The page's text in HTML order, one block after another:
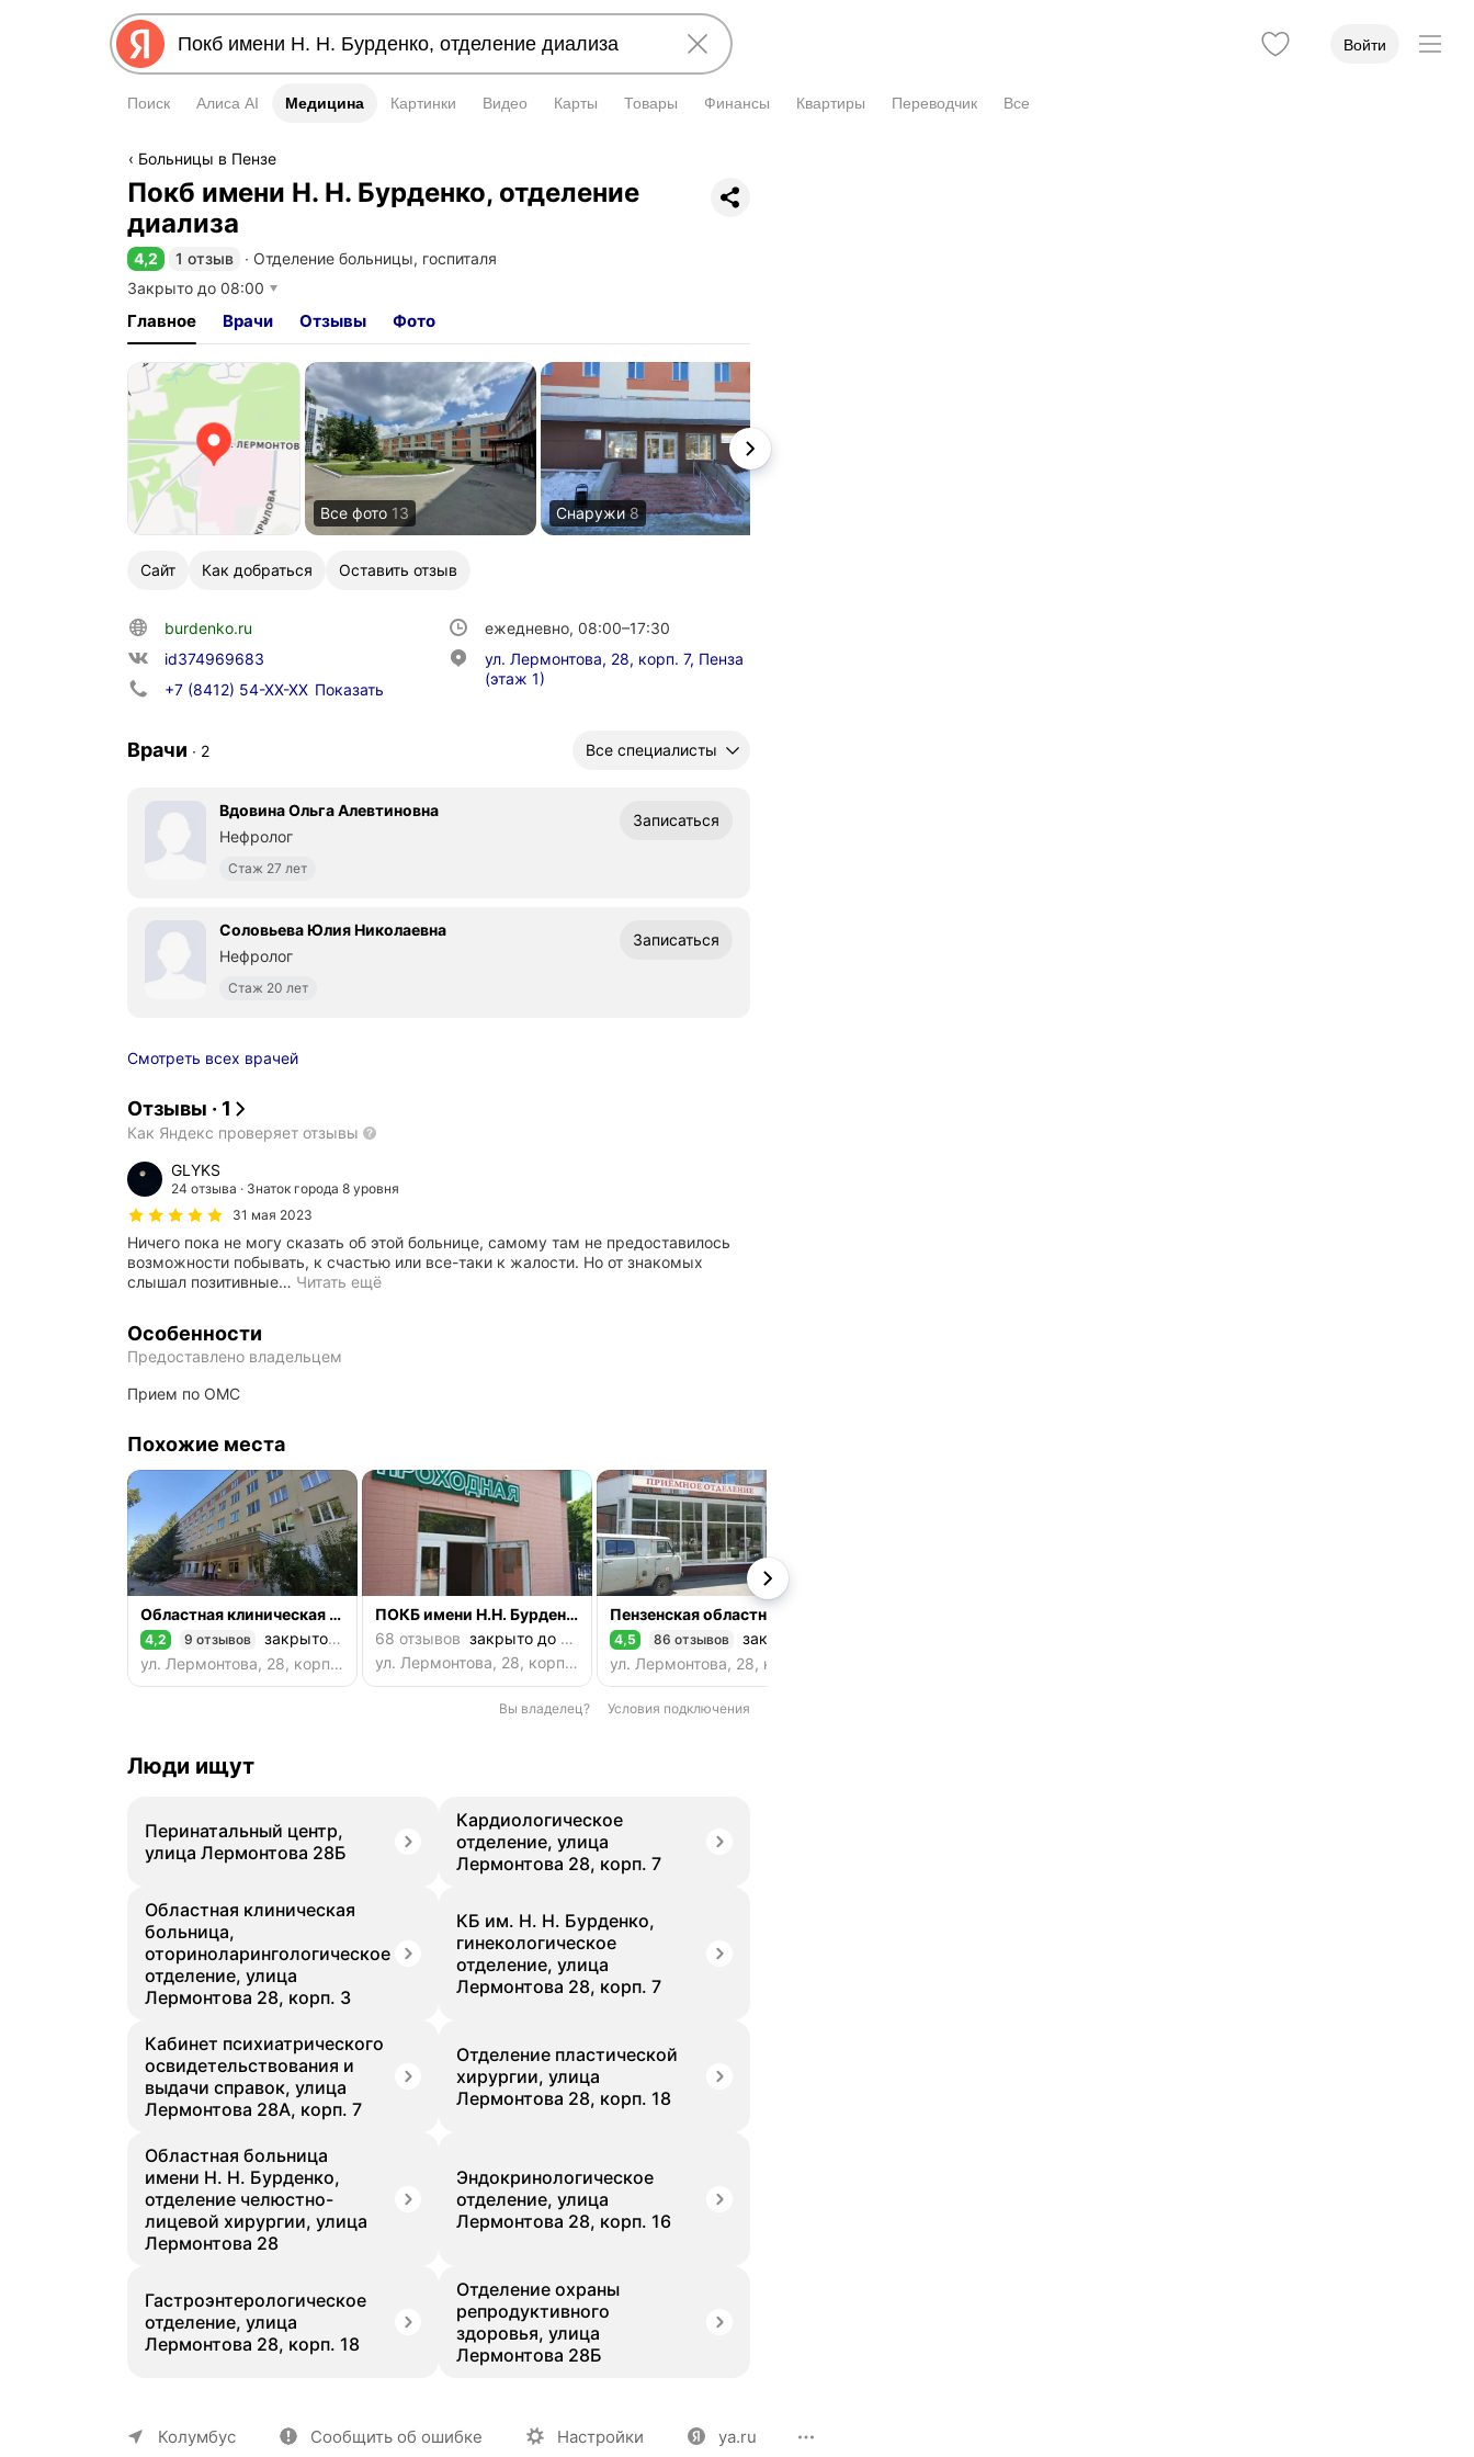
Войти
Поиск Алиса AI Медицина
Медицина Картинки Видео Карты Товары Финансы Квартиры Переводчик Все
Больницы в Пензе
Покб имени Н. Н. Бурденко, отделение
диализа
Рейтинг 4,2 из 5
4,2 1 отзыв ∙ Отделение больницы, госпиталя
Закрыто до 08:00
Главное Врачи Отзывы Фото
Все фото 13 Снаружи8
Сайт Как добраться Оставить отзыв
burdenko.ru
id374969683
+7 (8412) 54-XX-XX Показать
ежедневно, 08:00–17:30
ул. Лермонтова, 28, корп. 7, Пенза
(этаж 1)
Врачи ∙ 2 Все специалисты
Вдовина Ольга Алевтиновна
Нефролог
Стаж 27 лет
Записаться
Соловьева Юлия Николаевна
Нефролог
Стаж 20 лет
Записаться
Смотреть всех врачей
Отзывы · 1
Как Яндекс проверяет отзывы
GLYKS
24 отзыва
Знаток города 8 уровня
31 мая 2023
Ничего пока не могу сказать об этой больнице, самому там не предоставилось
возможности побывать, к счастью или все-таки к жалости. Но от знакомых
слышал позитивные… Читать ещё
Особенности
Предоставлено владельцем
прием по ОМС
Похожие места
Областная клиническая больница имени Н.Н. Бурденко, отделение пластической хирургии
Рейтинг 4,2 из 5
4,2 9 отзывов
закрыто до 08:00
ул. Лермонтова, 28, корп. 18, Пенза
ПОКБ имени Н.Н. Бурденко, проходная
68 отзывов закрыто до 08:00
ул. Лермонтова, 28, корп. 22, Пенза
Рейтинг 4,5 из 5
4,5 86 отзывов
закрыто до пн.
Вы владелец? Условия подключения
Люди ищут
Перинатальный центр,
улица Лермонтова 28Б
Кардиологическое
отделение, улица
Лермонтова 28, корп. 7
Областная клиническая
больница,
оториноларингологическое
отделение, улица
Лермонтова 28, корп. 3
КБ им. Н. Н. Бурденко,
гинекологическое
отделение, улица
Лермонтова 28, корп. 7
Кабинет психиатрического
освидетельствования и
выдачи справок, улица
Лермонтова 28А, корп. 7
Отделение пластической
хирургии, улица
Лермонтова 28, корп. 18
Областная больница
имени Н. Н. Бурденко,
отделение челюстно-
лицевой хирургии, улица
Лермонтова 28
Эндокринологическое
отделение, улица
Лермонтова 28, корп. 16
Гастроэнтерологическое
отделение, улица
Лермонтова 28, корп. 18
Отделение охраны
репродуктивного
здоровья, улица
Лермонтова 28Б
Колумбус Сообщить об ошибке Настройки ya.ru